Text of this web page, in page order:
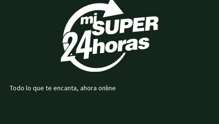
Todo lo que te encanta, ahora online